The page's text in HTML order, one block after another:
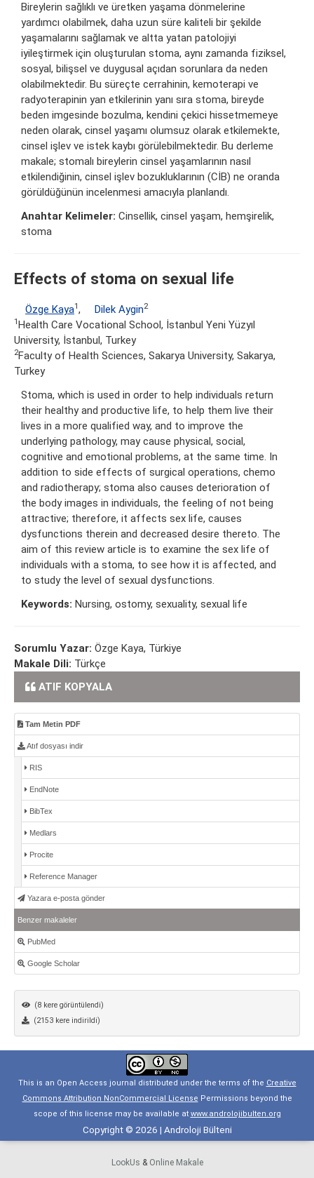
Bireylerin sağlıklı ve üretken yaşama dönmelerine
yardımcı olabilmek, daha uzun süre kaliteli bir şekilde
yaşamalarını sağlamak ve altta yatan patolojiyi
iyileştirmek için oluşturulan stoma, aynı zamanda fiziksel,
sosyal, bilişsel ve duygusal açıdan sorunlara da neden
olabilmektedir. Bu süreçte cerrahinin, kemoterapi ve
radyoterapinin yan etkilerinin yanı sıra stoma, bireyde
beden imgesinde bozulma, kendini çekici hissetmemeye
neden olarak, cinsel yaşamı olumsuz olarak etkilemekte,
cinsel işlev ve istek kaybı görülebilmektedir. Bu derleme
makale; stomalı bireylerin cinsel yaşamlarının nasıl
etkilendiğinin, cinsel işlev bozukluklarının (CİB) ne oranda
görüldüğünün incelenmesi amacıyla planlandı.
Anahtar Kelimeler: Cinsellik, cinsel yaşam, hemşirelik,
stoma
Effects of stoma on sexual life
Özge Kaya1 , Dilek Aygin2
1 Health Care Vocational School, İstanbul Yeni Yüzyıl
University, İstanbul, Turkey
2Faculty of Health Sciences, Sakarya University, Sakarya,
Turkey
Stoma, which is used in order to help individuals return
their healthy and productive life, to help them live their
lives in a more qualified way, and to improve the
underlying pathology, may cause physical, social,
cognitive and emotional problems, at the same time. In
addition to side effects of surgical operations, chemo
and radiotherapy; stoma also causes deterioration of
the body images in individuals, the feeling of not being
attractive; therefore, it affects sex life, causes
dysfunctions therein and decreased desire thereto. The
aim of this review article is to examine the sex life of
individuals with a stoma, to see how it is affected, and
to study the level of sexual dysfunctions.
Keywords: Nursing, ostomy, sexuality, sexual life
Sorumlu Yazar: Özge Kaya, Türkiye
Makale Dili: Türkçe
ATIF KOPYALA
Tam Metin PDF
Atıf dosyası indir
RIS
EndNote
BibTex
Medlars
Procite
Reference Manager
Yazara e-posta gönder
Benzer makaleler
PubMed
Google Scholar
(8 kere görüntülendi)
(2153 kere indirildi)
This is an Open Access journal distributed under the terms of the Creative
Commons Attribution NonCommercial License Permissions beyond the
scope of this license may be available at www.androlojibulten.org
Copyright © 2026 | Androloji Bülteni
LookUs & Online Makale